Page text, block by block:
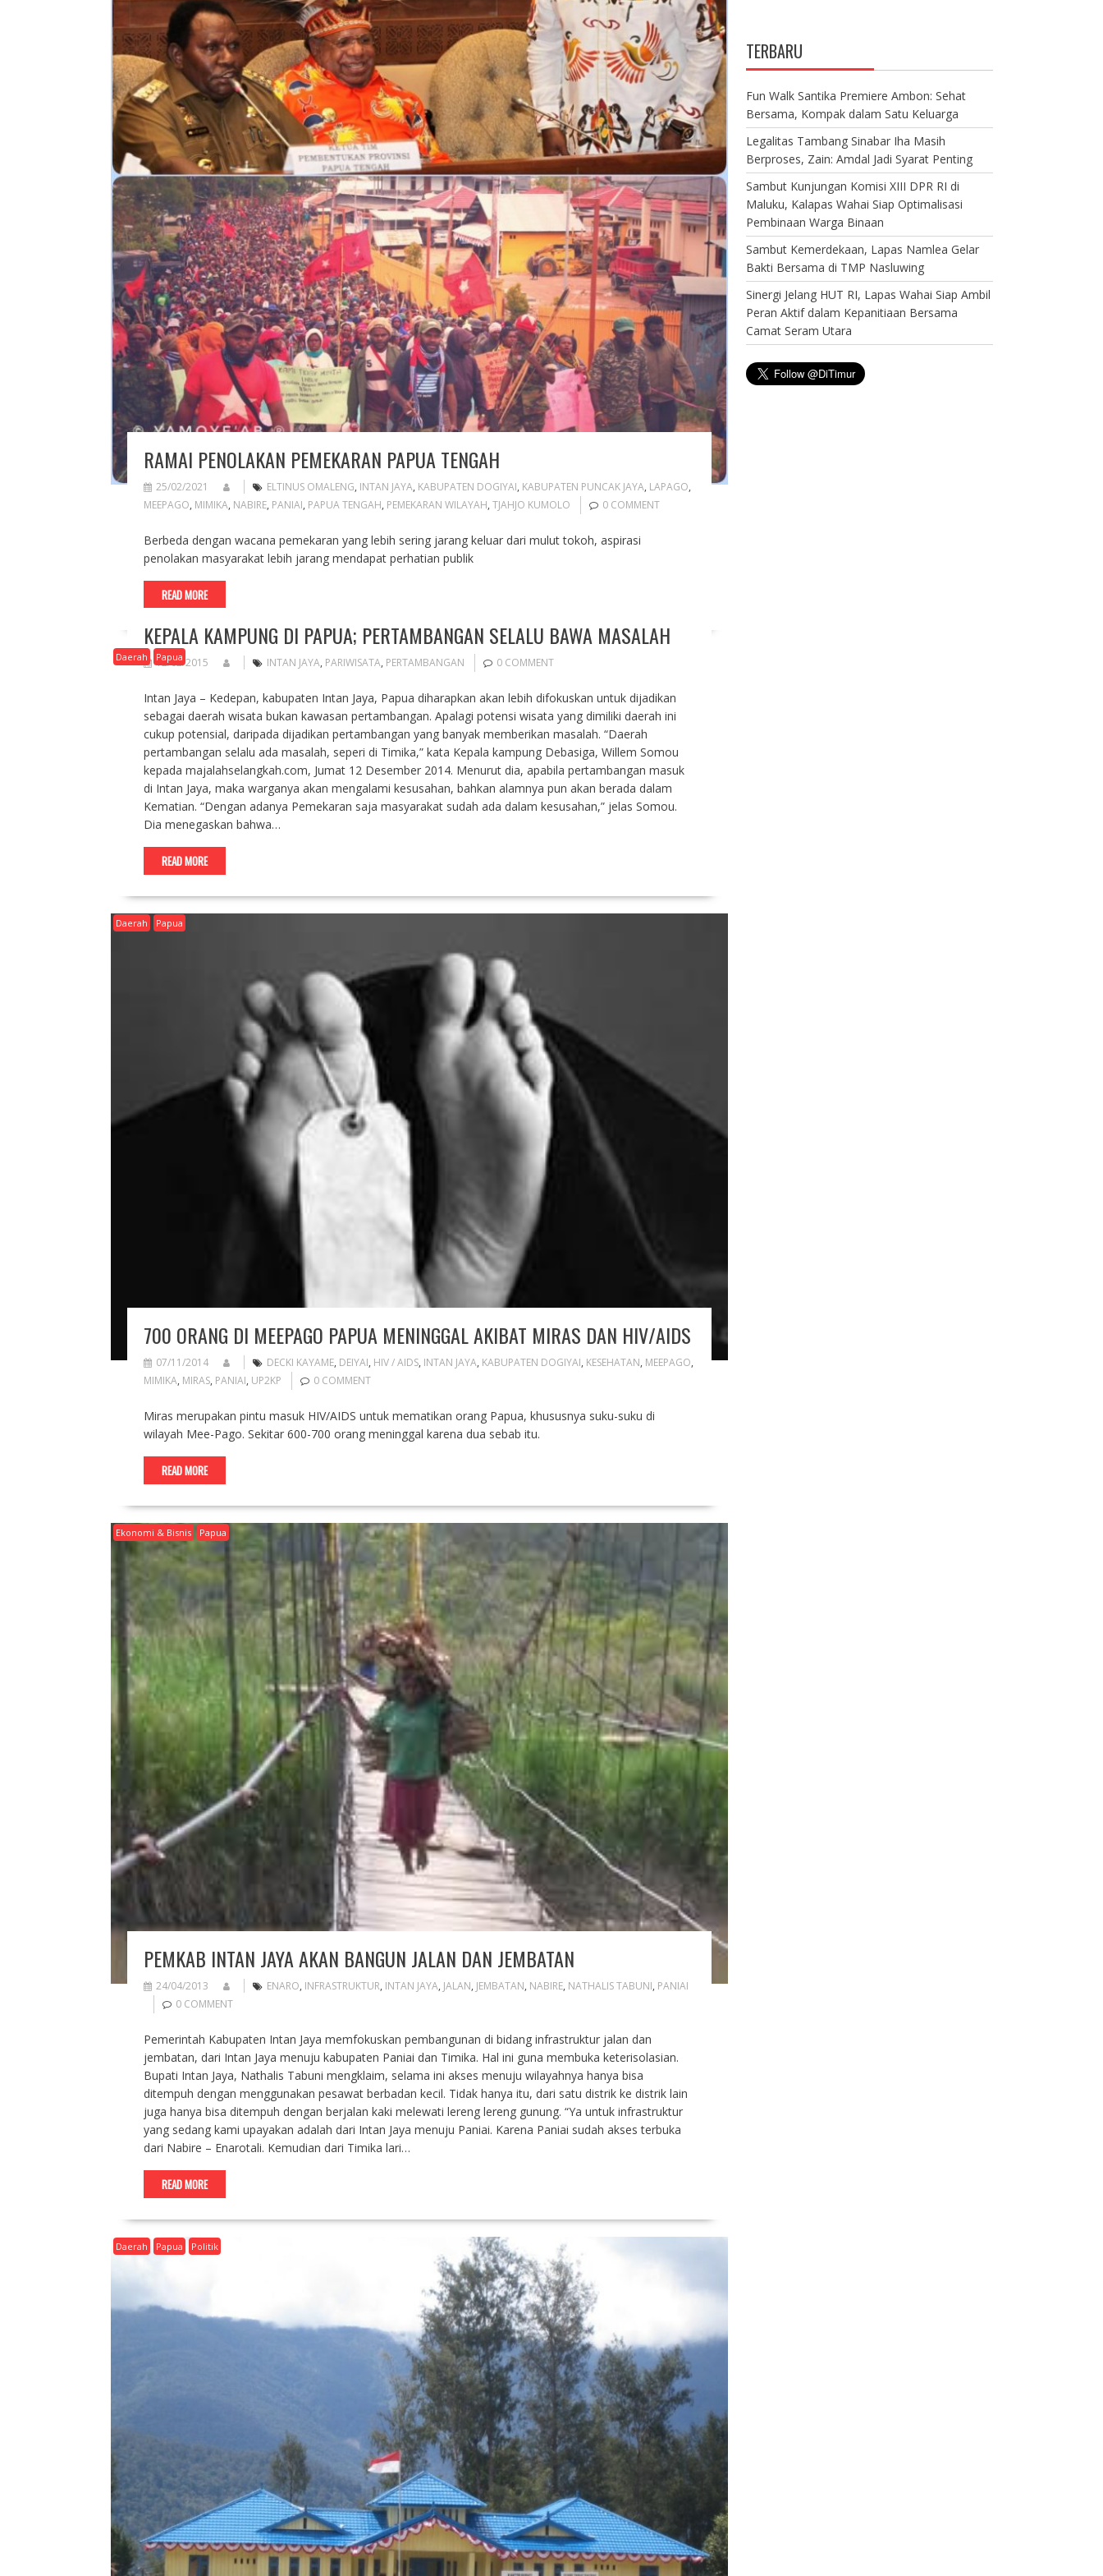
RAMAI PENOLAKAN PEMEKARAN PAPUA TENGAH
25/02/2021 ELTINUS OMALENG, INTAN JAYA, KABUPATEN DOGIYAI, KABUPATEN PUNCAK JAYA, LAPAGO,
MEEPAGO, MIMIKA, NABIRE, PANIAI, PAPUA TENGAH, PEMEKARAN WILAYAH, TJAHJO KUMOLO 0 COMMENT
Berbeda dengan wacana pemekaran yang lebih sering jarang keluar dari mulut tokoh, aspirasi
penolakan masyarakat lebih jarang mendapat perhatian publik
READ MORE
Daerah Papua
KEPALA KAMPUNG DI PAPUA; PERTAMBANGAN SELALU BAWA MASALAH
12/02/2015 INTAN JAYA, PARIWISATA, PERTAMBANGAN 0 COMMENT
Intan Jaya – Kedepan, kabupaten Intan Jaya, Papua diharapkan akan lebih difokuskan untuk dijadikan
sebagai daerah wisata bukan kawasan pertambangan. Apalagi potensi wisata yang dimiliki daerah ini
cukup potensial, daripada dijadikan pertambangan yang banyak memberikan masalah. “Daerah
pertambangan selalu ada masalah, seperi di Timika,” kata Kepala kampung Debasiga, Willem Somou
kepada majalahselangkah.com, Jumat 12 Desember 2014. Menurut dia, apabila pertambangan masuk
di Intan Jaya, maka warganya akan mengalami kesusahan, bahkan alamnya pun akan berada dalam
Kematian. “Dengan adanya Pemekaran saja masyarakat sudah ada dalam kesusahan,” jelas Somou.
Dia menegaskan bahwa…
READ MORE
Daerah Papua
700 ORANG DI MEEPAGO PAPUA MENINGGAL AKIBAT MIRAS DAN HIV/AIDS
07/11/2014 DECKI KAYAME, DEIYAI, HIV / AIDS, INTAN JAYA, KABUPATEN DOGIYAI, KESEHATAN, MEEPAGO,
MIMIKA, MIRAS, PANIAI, UP2KP 0 COMMENT
Miras merupakan pintu masuk HIV/AIDS untuk mematikan orang Papua, khususnya suku-suku di
wilayah Mee-Pago. Sekitar 600-700 orang meninggal karena dua sebab itu.
READ MORE
Ekonomi & Bisnis Papua
PEMKAB INTAN JAYA AKAN BANGUN JALAN DAN JEMBATAN
24/04/2013 ENARO, INFRASTRUKTUR, INTAN JAYA, JALAN, JEMBATAN, NABIRE, NATHALIS TABUNI, PANIAI
0 COMMENT
Pemerintah Kabupaten Intan Jaya memfokuskan pembangunan di bidang infrastruktur jalan dan
jembatan, dari Intan Jaya menuju kabupaten Paniai dan Timika. Hal ini guna membuka keterisolasian.
Bupati Intan Jaya, Nathalis Tabuni mengklaim, selama ini akses menuju wilayahnya hanya bisa
ditempuh dengan menggunakan pesawat berbadan kecil. Tidak hanya itu, dari satu distrik ke distrik lain
juga hanya bisa ditempuh dengan berjalan kaki melewati lereng lereng gunung. “Ya untuk infrastruktur
yang sedang kami upayakan adalah dari Intan Jaya menuju Paniai. Karena Paniai sudah akses terbuka
dari Nabire – Enarotali. Kemudian dari Timika lari…
READ MORE
Daerah Papua Politik
TERBARU
Fun Walk Santika Premiere Ambon: Sehat
Bersama, Kompak dalam Satu Keluarga
Legalitas Tambang Sinabar Iha Masih
Berproses, Zain: Amdal Jadi Syarat Penting
Sambut Kunjungan Komisi XIII DPR RI di
Maluku, Kalapas Wahai Siap Optimalisasi
Pembinaan Warga Binaan
Sambut Kemerdekaan, Lapas Namlea Gelar
Bakti Bersama di TMP Nasluwing
Sinergi Jelang HUT RI, Lapas Wahai Siap Ambil
Peran Aktif dalam Kepanitiaan Bersama
Camat Seram Utara